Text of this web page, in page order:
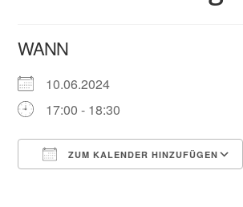
WANN
10.06.2024
17:00 - 18:30
ZUM KALENDER HINZUFÜGEN